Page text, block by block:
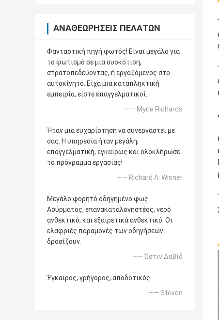
ΑΝΑΘΕΩΡΉΣΕΙΣ ΠΕΛΑΤΏΝ
Φανταστική πηγή φωτός! Είναι μεγάλο για
το φωτισμό σε μια συσκότιση,
στρατοπεδεύοντας, ή εργαζόμενος στο
αυτοκίνητο. Είχα μια καταπληκτική
εμπειρία, είστε επαγγελματικοί.
—— Myrle Richards
Ήταν μια ευχαρίστηση να συνεργαστεί με
σας. Η υπηρεσία ήταν μεγάλη,
επαγγελματική, εγκαίρως και ολοκλήρωσε
το πρόγραμμα εργασίας!
—— Richard Λ. Wisner
Μεγάλο φορητό οδηγημένο φως.
Ασύρματος, επανακαταλογηστέος, νερό
ανθεκτικό, και εξαιρετικά ανθεκτικό. Οι
ελαφριές παραμονές των οδηγήσεων
δροσίζουν.
—— Ώστιν Δαβίδ
Έγκαιρος, γρήγορος, αποδοτικός.
—— Steven